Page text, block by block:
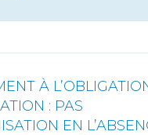
À
: PAS
EN